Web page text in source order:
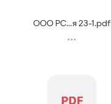
ООО РС...я 23-1.pdf